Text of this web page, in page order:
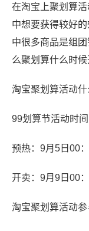
在淘宝上聚划算
中想要获得较好
中很多商品是组
么聚划算什么时
淘宝聚划算活动
99划算节活动时间
预热：9月5日00
开卖：9月9日00
淘宝聚划算活动